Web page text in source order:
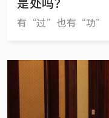
有“过”也有“功”